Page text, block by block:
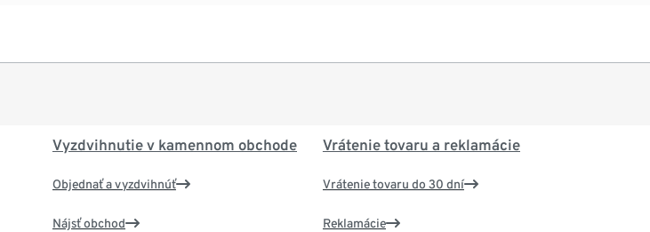
Vyzdvihnutie v kamennom obchode
Objednať a vyzdvihnúť
Nájsť obchod
Vrátenie tovaru a reklamácie
Vrátenie tovaru do 30 dní
Reklamácie